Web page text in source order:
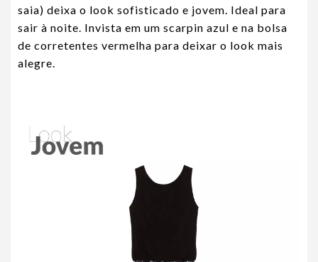
saia) deixa o look sofisticado e jovem. Ideal para
sair à noite. Invista em um scarpin azul e na bolsa
de corretentes vermelha para deixar o look mais
alegre.